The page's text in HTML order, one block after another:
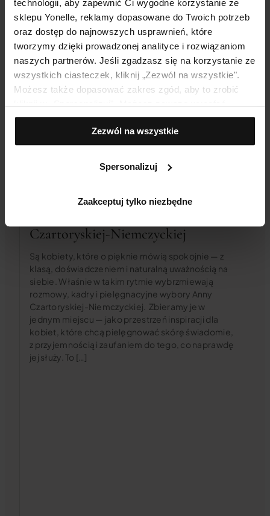
technologii, aby zapewnić Ci wygodne korzystanie ze
sklepu Yonelle, reklamy dopasowane do Twoich potrzeb
oraz dostęp do najnowszych usprawnień, które
tworzymy dzięki prowadzonej analityce i rozwiązaniom
naszych partnerów. Jeśli zgadzasz się na korzystanie ze
wszystkich ciasteczek, kliknij „Zezwól na wszystkie".
Możesz także dopasować zakres zgód, aby to zrobić
kliknij w „Spersonalizuj". Możesz zawsze wycofać
zgodę, np. zmieniając ustawienia cookies, usuwając je
lub zmieniając ustawienia przeglądarki.
Zezwól na wszystkie
Spersonalizuj
Zaakceptuj tylko niezbędne
Polecane artykuły
Czartoryskiej-Niemczyckiej
Są kobiety, które o pięknie mówią spokojnie — z
klasą, doświadczeniem i naturalną uważnością na
siebie. Właśnie w takim rytmie wybrzmiewają
rozmowy, kadry i pielęgnacyjne wybory Anny
Czartoryskiej-Niemczyckiej. Zbieramy je w
jednym miejscu — jako przestrzeń inspiracji dla
kobiet, które chcą pielęgnować skórę świadomie,
z przyjemnością i zaufaniem do tego, co naprawdę
jej służy. To […]